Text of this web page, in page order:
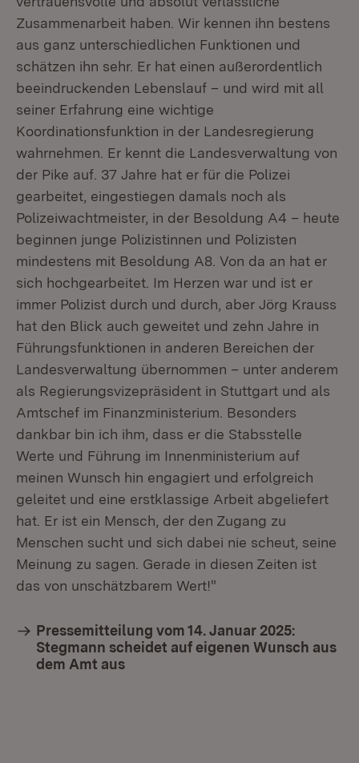
Zusammenarbeit haben. Wir kennen ihn bestens
aus ganz unterschiedlichen Funktionen und
schätzen ihn sehr. Er hat einen außerordentlich
beeindruckenden Lebenslauf – und wird mit all
seiner Erfahrung eine wichtige
Koordinationsfunktion in der Landesregierung
wahrnehmen. Er kennt die Landesverwaltung von
der Pike auf. 37 Jahre hat er für die Polizei
gearbeitet, eingestiegen damals noch als
Polizeiwachtmeister, in der Besoldung A4 – heute
beginnen junge Polizistinnen und Polizisten
mindestens mit Besoldung A8. Von da an hat er
sich hochgearbeitet. Im Herzen war und ist er
immer Polizist durch und durch, aber Jörg Krauss
hat den Blick auch geweitet und zehn Jahre in
Führungsfunktionen in anderen Bereichen der
Landesverwaltung übernommen – unter anderem
als Regierungsvizepräsident in Stuttgart und als
Amtschef im Finanzministerium. Besonders
dankbar bin ich ihm, dass er die Stabsstelle
Werte und Führung im Innenministerium auf
meinen Wunsch hin engagiert und erfolgreich
geleitet und eine erstklassige Arbeit abgeliefert
hat. Er ist ein Mensch, der den Zugang zu
Menschen sucht und sich dabei nie scheut, seine
Meinung zu sagen. Gerade in diesen Zeiten ist
das von unschätzbarem Wert!"
Pressemitteilung vom 14. Januar 2025:
Stegmann scheidet auf eigenen Wunsch aus
dem Amt aus